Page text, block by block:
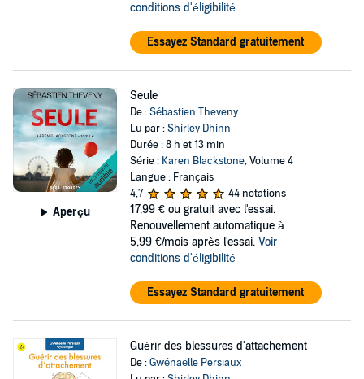
conditions d'éligibilité
Essayez Standard gratuitement
Aperçu
Seule
De :Sébastien Theveny
Lu par :Shirley Dhinn
Durée : 8 h et 13 min
Série : Karen Blackstone, Volume 4
Langue : Français
4,7
44 notations
17,99 € ou gratuit avec l'essai.
Renouvellement automatique à
5,99 €/mois après l'essai. Voir
conditions d'éligibilité
Essayez Standard gratuitement
Guérir des blessures d'attachement
De :Gwénaëlle Persiaux